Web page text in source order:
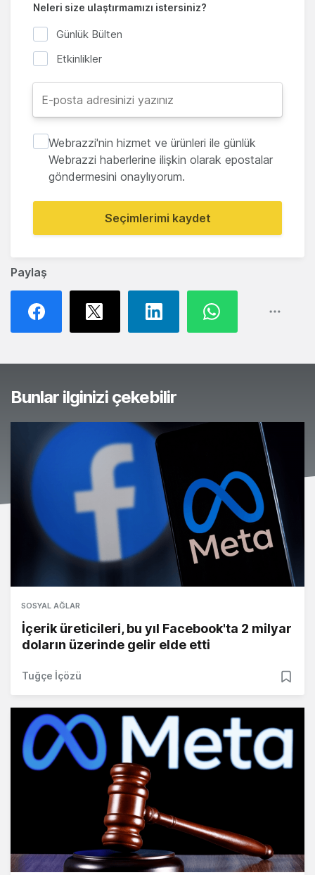
Paylaş
Neleri size ulaştırmamızı istersiniz?
Günlük Bülten
Etkinlikler
Webrazzi'nin hizmet ve ürünleri ile günlük
Webrazzi haberlerine ilişkin olarak epostalar
göndermesini onaylıyorum.
Seçimlerimi kaydet
Bunlar ilginizi çekebilir
SOSYAL AĞLAR
İçerik üreticileri, bu yıl Facebook'ta 2 milyar
doların üzerinde gelir elde etti
Tuğçe İçözü